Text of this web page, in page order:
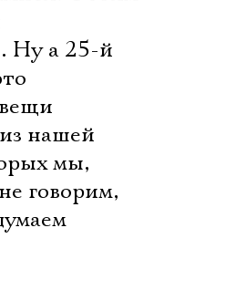
Ну а 25-й
нашей
мы,
говорим,